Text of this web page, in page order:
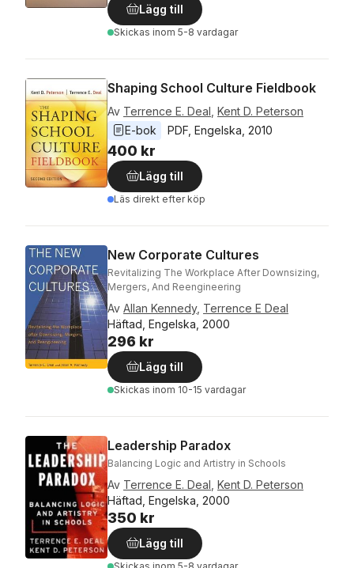
Lägg till
Skickas inom 5-8 vardagar
Shaping School Culture Fieldbook
Av Terrence E. Deal Kent D. Peterson
E-bok
PDF Engelska 2010
400 kr
Lägg till
Läs direkt efter köp
New Corporate Cultures
Revitalizing The Workplace After Downsizing,
Mergers, And Reengineering
Av Allan Kennedy, Terrence E Deal
Häftad, Engelska, 2000
296 kr
Lägg till
Skickas inom 10-15 vardagar
Leadership Paradox
Balancing Logic and Artistry in Schools
Av Terrence E. Deal Kent D. Peterson
Häftad, Engelska, 2000
350 kr
Lägg till